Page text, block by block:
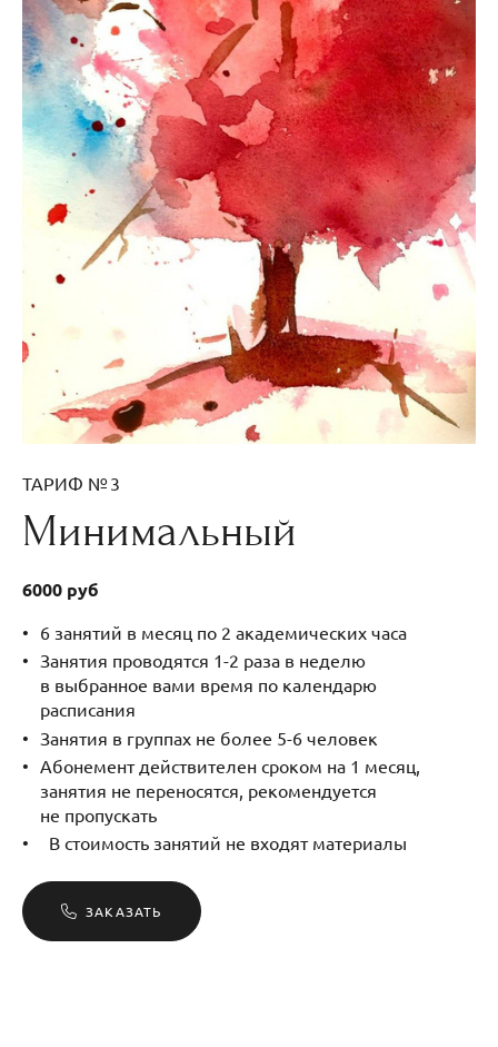
ТАРИФ № 3
Минимальный
6000 руб
6 занятий в месяц по 2 академических часа
Занятия проводятся 1-2 раза в неделю
в выбранное вами время по календарю
расписания
Занятия в группах не более 5-6 человек
Абонемент действителен сроком на 1 месяц,
занятия не переносятся, рекомендуется
не пропускать
В стоимость занятий не входят материалы
ЗАКАЗАТЬ